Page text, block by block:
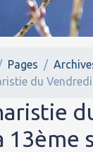
Pages
du
13ème